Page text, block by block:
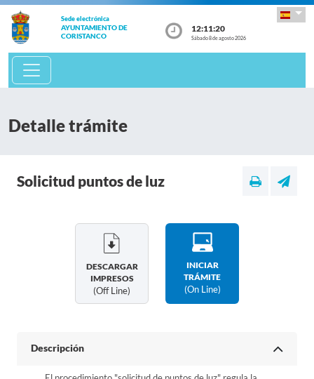
Sede electrónica
AYUNTAMIENTO DE
CORISTANCO
12:11:20
Sábado 8 de agosto 2026
Detalle trámite
Solicitud puntos de luz
DESCARGAR
IMPRESOS
(off Line)
INICIAR
TRÁMITE
(on Line)
Descripción